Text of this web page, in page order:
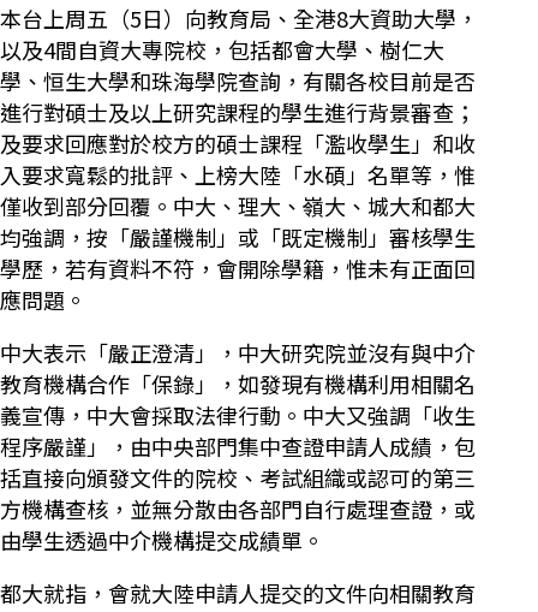
本台上周五（5日）向教育局、全港8大資助大學，
以及4間自資大專院校，包括都會大學、樹仁大
學、恒生大學和珠海學院查詢，有關各校目前是否
進行對碩士及以上研究課程的學生進行背景審查；
及要求回應對於校方的碩士課程「濫收學生」和收
入要求寬鬆的批評、上榜大陸「水碩」名單等，惟
僅收到部分回覆。中大、理大、嶺大、城大和都大
均強調，按「嚴謹機制」或「既定機制」審核學生
學歷，若有資料不符，會開除學籍，惟未有正面回
應問題。
中大表示「嚴正澄清」，中大研究院並沒有與中介
教育機構合作「保錄」，如發現有機構利用相關名
義宣傳，中大會採取法律行動。中大又強調「收生
程序嚴謹」，由中央部門集中查證申請人成績，包
括直接向頒發文件的院校、考試組織或認可的第三
方機構查核，並無分散由各部門自行處理查證，或
由學生透過中介機構提交成績單。
都大就指，會就大陸申請人提交的文件向相關教育